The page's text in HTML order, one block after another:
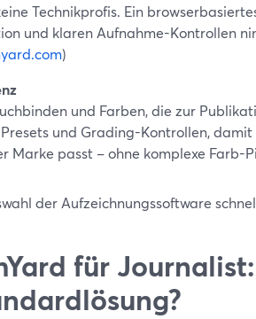
Technikprofis. Ein
und klaren Aufnahme-Kontrollen
)
und Farben, die zur
und Grading-Kontrollen, damit
Marke passt – ohne komplexe Farb-
der Aufzeichnungssoftware
für